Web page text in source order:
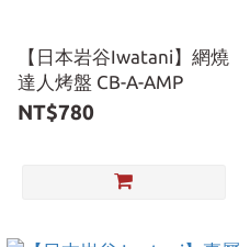
【日本岩谷Iwatani】網燒
達人烤盤 CB-A-AMP
NT$780